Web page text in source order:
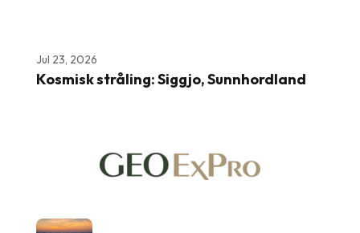
Jul 23, 2026
Kosmisk stråling: Siggjo, Sunnhordland